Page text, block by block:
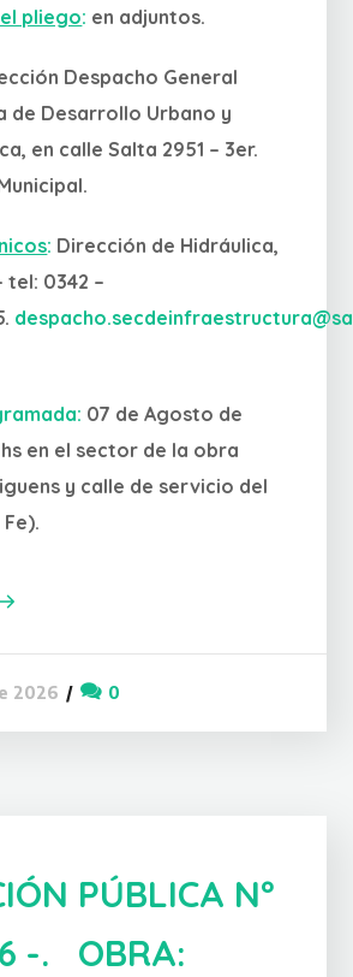
pliego: en adjuntos.
Despacho General
de Desarrollo Urbano y
en calle Salta 2951 – 3er.
: Dirección de Hidráulica,
tel: 0342 –
07 de Agosto de
hs en el sector de la obra
y calle de servicio del
2026 0
PÚBLICA Nº
-. OBRA: